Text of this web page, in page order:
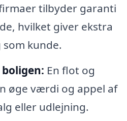
tilbyder garanti
hvilket giver ekstra
kunde.
En flot og
øge værdi og appel af
eller udlejning.